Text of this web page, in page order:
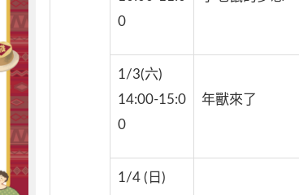
0
1/3(六)
14:00-15:0
0
年獸來了
1/4 (日)